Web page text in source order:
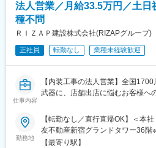
法人営業／月給33.5万円／土日
種不問
ＲＩＺＡＰ建設株式会社(RIZAPグループ)
正社員 転勤なし 業種未経験歓迎
仕事内容
【内装工事の法人営業】全国
武器に、店舗出店に悩むお客様へ
勤務地
【転勤なし／直行直帰OK】＜本
友不動産新宿グランドタワー36階
可能です。※敷地内全面禁煙
【最寄り駅】